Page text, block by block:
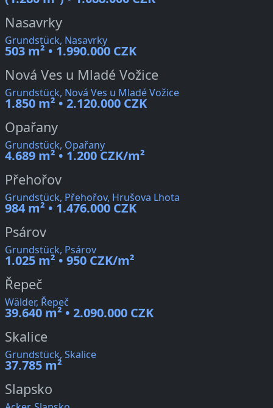
Nasavrky
Grundstück, Nasavrky
503 m² • 1.990.000 CZK
Nová Ves u Mladé Vožice
Grundstück, Nová Ves u Mladé Vožice
1.850 m² • 2.120.000 CZK
Opařany
Grundstück, Opařany
4.689 m² • 1.200 CZK/m²
Přehořov
Grundstück, Přehořov, Hrušova Lhota
984 m² • 1.476.000 CZK
Psárov
Grundstück, Psárov
1.025 m² • 950 CZK/m²
Řepeč
Wälder, Řepeč
39.640 m² • 2.090.000 CZK
Skalice
Grundstück, Skalice
37.785 m²
Slapsko